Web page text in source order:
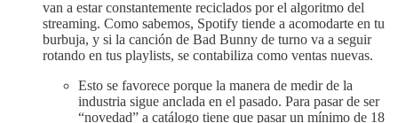
van a estar constantemente reciclados por el algoritmo del
streaming. Como sabemos, Spotify tiende a acomodarte en tu
burbuja, y si la canción de Bad Bunny de turno va a seguir
rotando en tus playlists, se contabiliza como ventas nuevas.
Esto se favorece porque la manera de medir de la
industria sigue anclada en el pasado. Para pasar de ser
“novedad” a catálogo tiene que pasar un mínimo de 18